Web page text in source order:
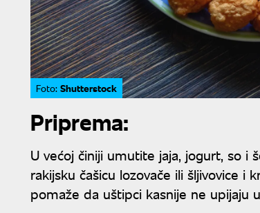
Foto: Shutterstock
Priprema:
U većoj činiji umutite jaja, jogurt, so i
rakijsku čašicu lozovače ili šljivovice
pomaže da uštipci kasnije ne upijaju